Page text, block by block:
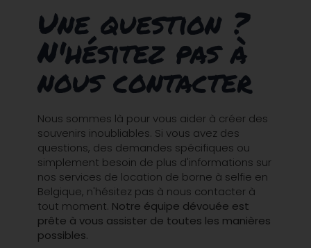
Une question ?
N'hésitez pas à
nous contacter
Nous sommes là pour vous aider à créer des
souvenirs inoubliables. Si vous avez des
questions, des demandes spécifiques ou
simplement besoin de plus d'informations sur
nos services de location de borne à selfie en
Belgique, n'hésitez pas à nous contacter à
tout moment. Notre équipe dévouée est
prête à vous assister de toutes les manières
possibles.